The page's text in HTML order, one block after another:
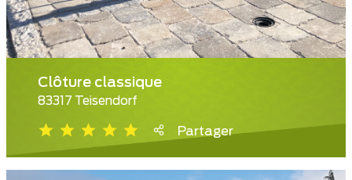
Clôture classique
83317 Teisendorf
Partager